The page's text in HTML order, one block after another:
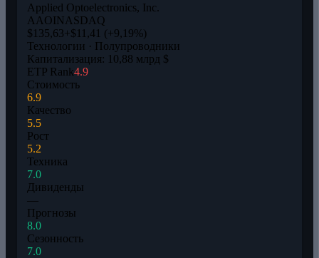
Applied Optoelectronics, Inc.
AAOINASDAQ
$135,63+$11,41 (+9,19%)
Технологии · Полупроводники
Капитализация: 10,88 млрд $
ETP Rank4.9
Стоимость
6.9
Качество
5.5
Рост
5.2
Техника
7.0
Дивиденды
—
Прогнозы
8.0
Сезонность
7.0